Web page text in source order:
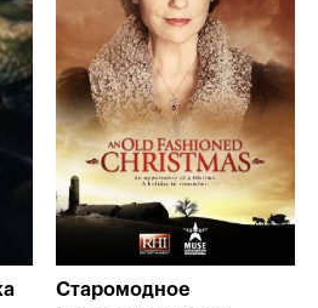
Старомодное